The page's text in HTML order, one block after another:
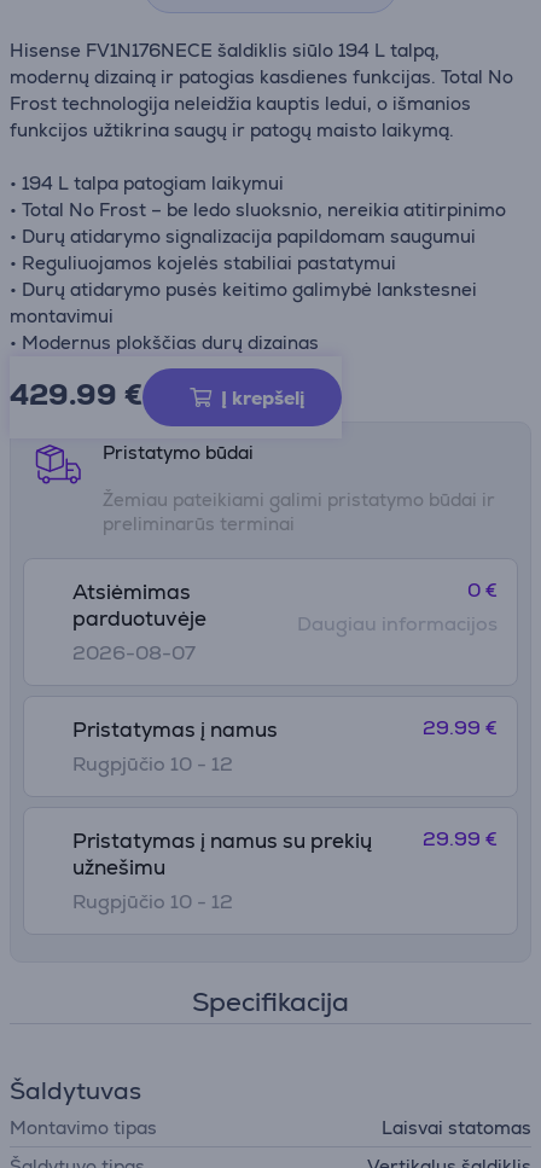
Hisense FV1N176NECE šaldiklis siūlo 194 L talpą,
modernų dizainą ir patogias kasdienes funkcijas. Total No
Frost technologija neleidžia kauptis ledui, o išmanios
funkcijos užtikrina saugų ir patogų maisto laikymą.
• 194 L talpa patogiam laikymui
• Total No Frost – be ledo sluoksnio, nereikia atitirpinimo
• Durų atidarymo signalizacija papildomam saugumui
• Reguliuojamos kojelės stabiliai pastatymui
• Durų atidarymo pusės keitimo galimybė lankstesnei
montavimui
• Modernus plokščias durų dizainas
429.99 € Į krepšelį
Gaminio informacijos lapas
Pristatymo būdai
Žemiau pateikiami galimi pristatymo būdai ir
preliminarūs terminai
Atsiėmimas
parduotuvėje
2026-08-07
0 €
Daugiau informacijos
Pristatymas į namus
Rugpjūčio 10 - 12
29.99 €
Pristatymas į namus su prekių
užnešimu
Rugpjūčio 10 - 12
29.99 €
Specifikacija
Šaldytuvas
Montavimo tipas
Laisvai statomas